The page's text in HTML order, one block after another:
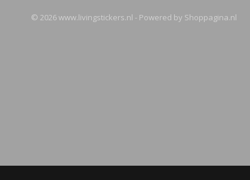
© 2026 www.livingstickers.nl - Powered by Shoppagina.nl